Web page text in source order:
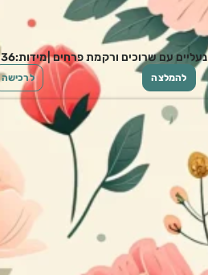
נעליים עם שרוכים ורקמת פרחים |מידות:26-36
להמלצה לרכישה